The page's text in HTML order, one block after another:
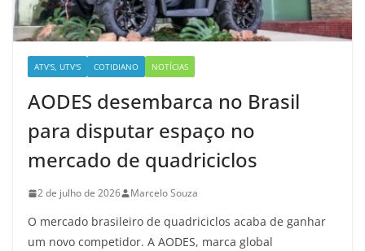
ATV'S, UTV'S COTIDIANO NOTÍCIAS
AODES desembarca no Brasil
para disputar espaço no
mercado de quadriciclos
2 de julho de 2026 Marcelo Souza
O mercado brasileiro de quadriciclos acaba de ganhar
um novo competidor. A AODES, marca global